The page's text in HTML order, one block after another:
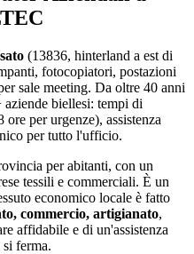
(13836, hinterland a est di
fotocopiatori, postazioni
sale meeting. Da oltre 40 anni
biellesi: tempi di
per urgenze), assistenza
per tutto l'ufficio.
per abitanti, con un
tessili e commerciali. È un
economico locale è fatto
commercio, artigianato,
affidabile e di un'assistenza
ferma.